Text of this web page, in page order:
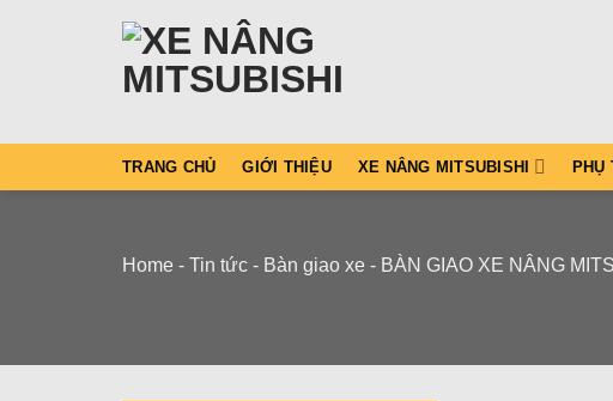
TRANG CHỦ GIỚI THIỆU XE NÂNG MITSUBISHI PHỤ
Home - Tin tức - Bàn giao xe - BÀN GIAO XE NÂNG